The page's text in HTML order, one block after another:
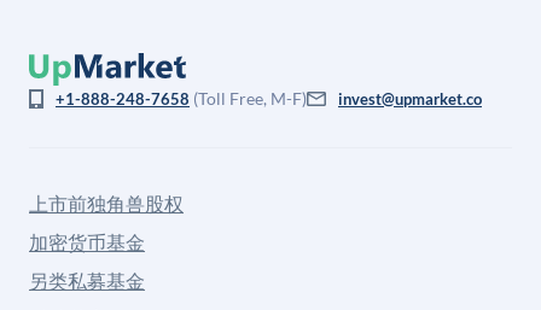
+1-888-248-7658 (Toll Free, M-F) invest@upmarket.co
上市前独角兽股权
加密货币基金
另类私募基金